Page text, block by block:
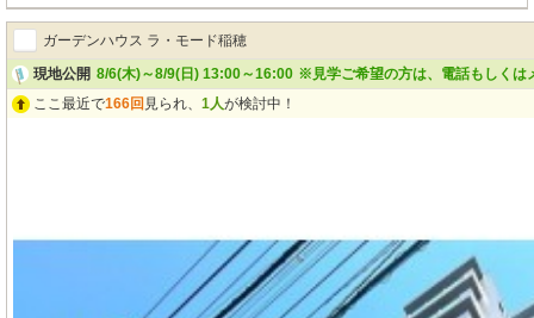
ガーデンハウス ラ・モード稲穂
現地公開 8/6(木)～8/9(日) 13:00～16:00 ※見学ご希望の方は、電話もしくは
ここ最近で166回 見られ、 1人が検討中！